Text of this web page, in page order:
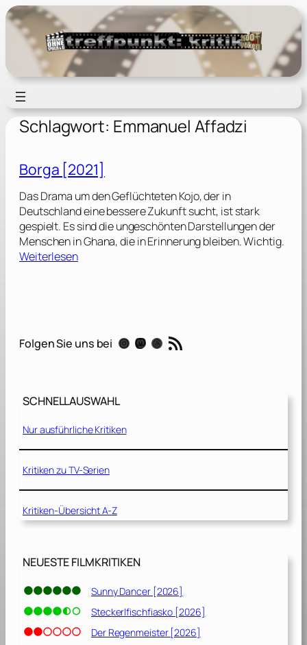
Zum
Inhalt
springen
Schlagwort: Emmanuel Affadzi
Borga [2021]
Das Drama um den Geflüchteten Kojo, der in
Deutschland eine bessere Zukunft sucht, ist stark
gespielt. Es sind die ungeschönten Darstellungen der
Menschen in Ghana, die in Erinnerung bleiben. Wichtig.
Weiterlesen:
[
1
Folgen Sie uns bei Instagram Mastodon Threads RSS-Feed
SCHNELLAUSWAHL
Nur ausführliche Kritiken
Kritiken zu TV-Serien
Kritiken-Übersicht A-Z
NEUESTE FILMKRITIKEN
Sunny Dancer [2026]
Steckerlfischfiasko [2026]
Der Regenmeister [2026]